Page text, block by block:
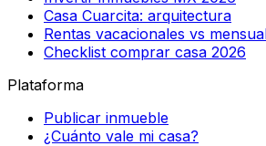
Casa Cuarcita: arquitectura
Rentas vacacionales vs
Checklist comprar casa 2026
Plataforma
Publicar inmueble
¿Cuánto vale mi casa?